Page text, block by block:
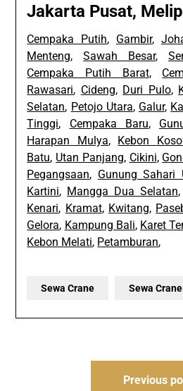
Jakarta Pusat,
Cempaka Putih, Gambir,
Menteng,Sawah Besar,
Cempaka Putih Barat,
Rawasari, Cideng, Duri Pulo,
Selatan, Petojo Utara, Galur,
Tinggi, Cempaka Baru,
Harapan Mulya, Kebon
Batu, Utan Panjang, Cikini,
Pegangsaan, Gunung Sahari
Kartini, Mangga Dua Selatan,
Kenari, Kramat, Kwitang,
Gelora, Kampung Bali, Karet
Kebon Melati, Petamburan,
Sewa Crane Sewa Crane
Previous